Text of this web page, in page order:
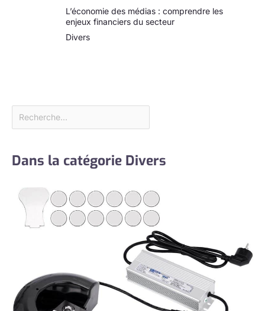
L’économie des médias : comprendre les
enjeux financiers du secteur
Divers
Dans la catégorie Divers